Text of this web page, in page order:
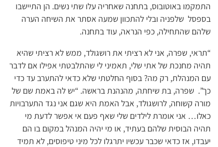
התמקמו באוטובוס, בתחנה שאחריה עלו שתי נשים. הן התיישבו
בספסל שלפניה ובלי להתכוון שמעה אסתר את השיחה הערה
שלהם שהתחילה, כפי הנראה, עוד בתחנה.
“תראי, שפרה, אני לא רציתי את רושגולד, ממש לא רציתי שהיא
תהיה מחנכת של אתי שלי, תאמיני לי שהתלבטתי אפילו אם לדבר
עם המנהלת, רק מה? בסוף החלטתי שלא כדאי להתערב עד כדי
כך”. שפרה, בת שיחתה, מהנהנת בראשה. “יש לה באמת שם של
מורה קשוחה, לרושגולד, אבל האמת היא שגם אני נגד התערבויות
כאלו… אני אומרת לילדים שלי שאף פעם אי אפשר לדעת מי
תהיה הבוסית שלהם בעתיד, או מי יהיה המנהל במקום בו הם
יעבדו, אז כדאי שכבר עכשיו יתרגלו לכל מיני טיפוסים, לא תמיד